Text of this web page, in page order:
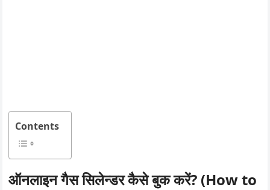
Contents
ऑनलाइन गैस सिलेन्डर कैसे बुक करें? (How to